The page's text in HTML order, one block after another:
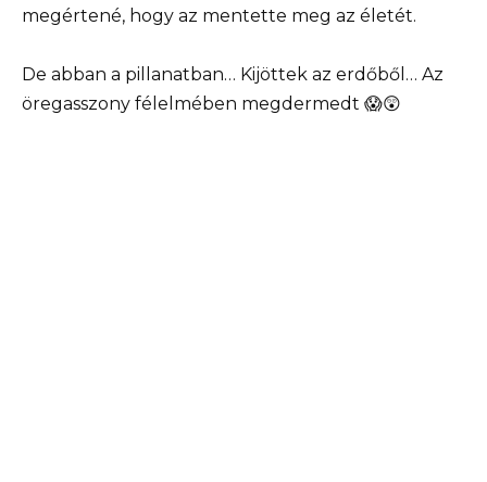
megértené, hogy az mentette meg az életét.
De abban a pillanatban… Kijöttek az erdőből… Az
öregasszony félelmében megdermedt 😱😲